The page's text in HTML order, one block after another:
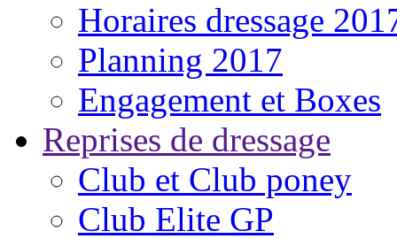
Horaires dressage
Planning 2017
Engagement et Boxes
Reprises de dressage
Club et Club poney
Club Elite GP